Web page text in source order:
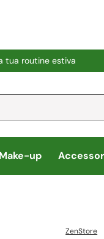
tua routine estiva
Make-up
ZenStore